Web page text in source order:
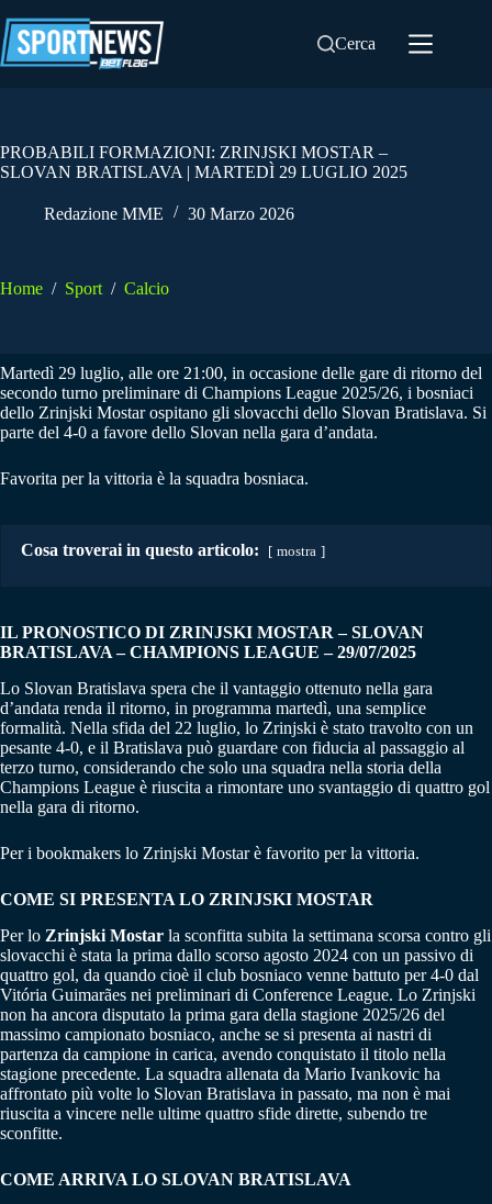
al
contenuto
Cerca
PROBABILI FORMAZIONI: ZRINJSKI MOSTAR –
SLOVAN BRATISLAVA | MARTEDÌ 29 LUGLIO 2025
Redazione MME 30 Marzo 2026
Home / Sport / Calcio
Martedì 29 luglio, alle ore 21:00, in occasione delle gare di ritorno del
secondo turno preliminare di Champions League 2025/26, i bosniaci
dello Zrinjski Mostar ospitano gli slovacchi dello Slovan Bratislava. Si
parte del 4-0 a favore dello Slovan nella gara d’andata.
Favorita per la vittoria è la squadra bosniaca.
Cosa troverai in questo articolo: mostra
IL PRONOSTICO DI ZRINJSKI MOSTAR – SLOVAN
BRATISLAVA– CHAMPIONS LEAGUE – 29/07/2025
Lo Slovan Bratislava spera che il vantaggio ottenuto nella gara
d’andata renda il ritorno, in programma martedì, una semplice
formalità. Nella sfida del 22 luglio, lo Zrinjski è stato travolto con un
pesante 4-0, e il Bratislava può guardare con fiducia al passaggio al
terzo turno, considerando che solo una squadra nella storia della
Champions League è riuscita a rimontare uno svantaggio di quattro gol
nella gara di ritorno.
Per i bookmakers lo Zrinjski Mostar è favorito per la vittoria.
COME SI PRESENTA LO ZRINJSKI MOSTAR
Per lo Zrinjski Mostar la sconfitta subita la settimana scorsa contro gli
slovacchi è stata la prima dallo scorso agosto 2024 con un passivo di
quattro gol, da quando cioè il club bosniaco venne battuto per 4-0 dal
Vitória Guimarães nei preliminari di Conference League. Lo Zrinjski
non ha ancora disputato la prima gara della stagione 2025/26 del
massimo campionato bosniaco, anche se si presenta ai nastri di
partenza da campione in carica, avendo conquistato il titolo nella
stagione precedente. La squadra allenata da Mario Ivankovic ha
affrontato più volte lo Slovan Bratislava in passato, ma non è mai
riuscita a vincere nelle ultime quattro sfide dirette, subendo tre
sconfitte.
COME ARRIVA LO SLOVAN BRATISLAVA